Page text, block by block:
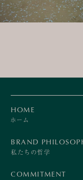
HOME
ホーム
BRAND
私たちの哲学
COMMITMENT